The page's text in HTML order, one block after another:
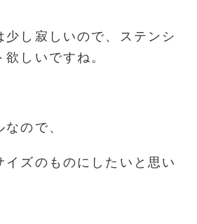
少し寂しいので、ステンシ
しいですね。
ので、
イズのものにしたいと思い